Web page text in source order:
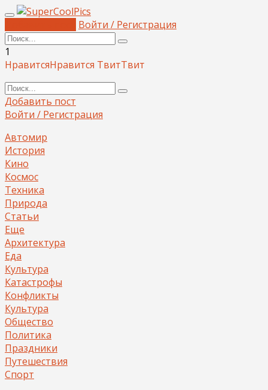
Войти / Регистрация
1
НравитсяНравится ТвитТвит
Добавить пост
Войти / Регистрация
Автомир
История
Кино
Космос
Техника
Природа
Статьи
Еще
Архитектура
Еда
Культура
Катастрофы
Конфликты
Культура
Общество
Политика
Праздники
Путешествия
Спорт